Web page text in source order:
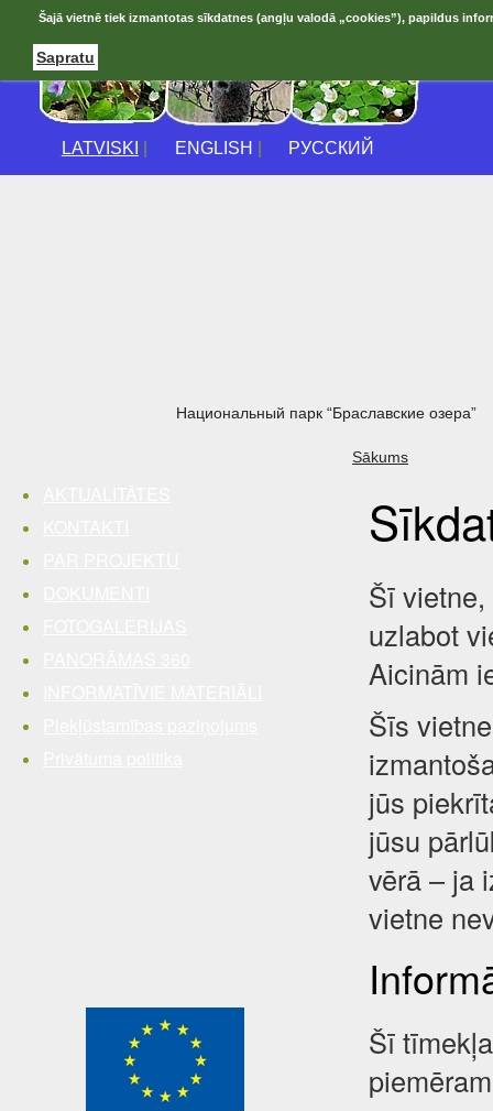
LATVISKI ENGLISH РУССКИЙ
Национальный парк “Браславские озера”
Sākums
Šī
uzlabot
Aicinām
Šīs
jūs
jūsu
vērā – ja
vietne
Šī
Šajā vietnē tiek izmantotas sīkdatnes (angļu valodā „cookies”), papildus
Sapratu